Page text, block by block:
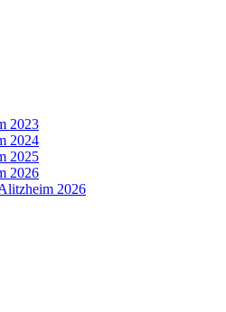
2023
2024
2025
2026
2026